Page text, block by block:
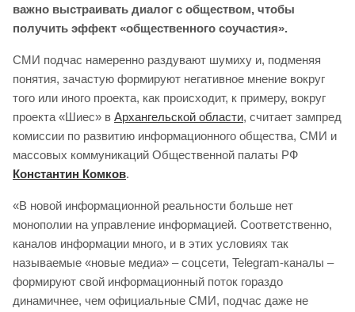
важно выстраивать диалог с обществом, чтобы
получить эффект «общественного соучастия».
СМИ подчас намеренно раздувают шумиху и, подменяя
понятия, зачастую формируют негативное мнение вокруг
того или иного проекта, как происходит, к примеру, вокруг
проекта «Шиес» в Архангельской области, считает зампред
комиссии по развитию информационного общества, СМИ и
массовых коммуникаций Общественной палаты РФ
Константин Комков.
«В новой информационной реальности больше нет
монополии на управление информацией. Соответственно,
каналов информации много, и в этих условиях так
называемые «новые медиа» – соцсети, Telegram-каналы –
формируют свой информационный поток гораздо
динамичнее, чем официальные СМИ, подчас даже не